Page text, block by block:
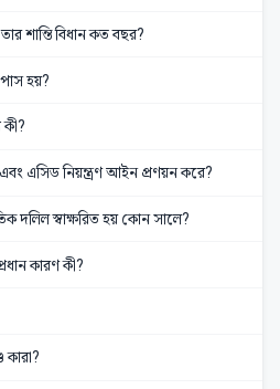
শান্তি বিধান কত বছর?
হয়?
এসিড নিয়ন্ত্রণ আইন প্রণয়ন করে?
দলিল স্বাক্ষরিত হয় কোন সালে?
কারণ কী?